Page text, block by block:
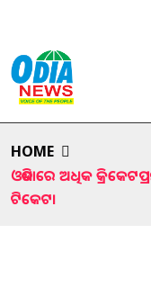
HOME
ଓଡିଶାରେ ଅଧିକ
ଟିକେଟ।